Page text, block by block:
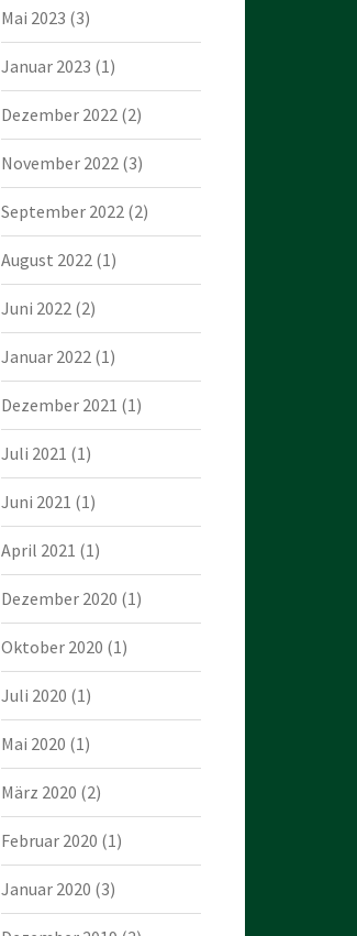
Mai 2023 (3)
Januar 2023 (1)
Dezember 2022(2)
November 2022(3)
September 2022(2)
August 2022(1)
Juni 2022(2)
Januar 2022(1)
Dezember 2021 (1)
Juli 2021 (1)
Juni 2021 (1)
April 2021 (1)
Dezember 2020 (1)
Oktober 2020 (1)
Juli 2020 (1)
Mai 2020 (1)
März 2020 (2)
Februar 2020 (1)
Januar 2020 (3)